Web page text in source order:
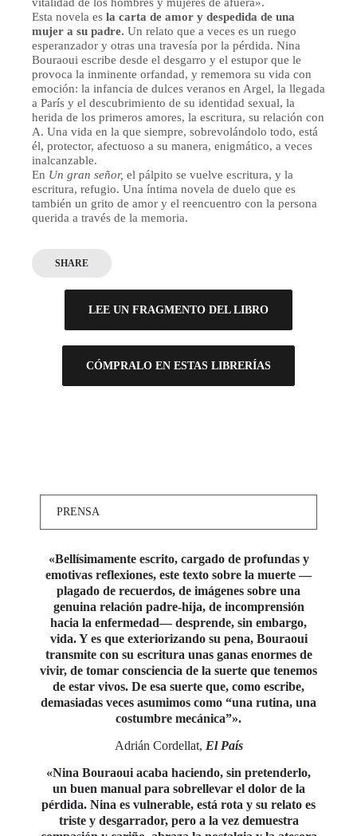
Esta novela es la carta de amor y despedida de una
mujer a su padre. Un relato que a veces es un ruego
esperanzador y otras una travesía por la pérdida. Nina
Bouraoui escribe desde el desgarro y el estupor que le
provoca la inminente orfandad, y rememora su vida con
emoción: la infancia de dulces veranos en Argel, la llegada
a París y el descubrimiento de su identidad sexual, la
herida de los primeros amores, la escritura, su relación con
A. Una vida en la que siempre, sobrevolándolo todo, está
él, protector, afectuoso a su manera, enigmático, a veces
inalcanzable.
En Un gran señor, el pálpito se vuelve escritura, y la
escritura, refugio. Una íntima novela de duelo que es
también un grito de amor y el reencuentro con la persona
querida a través de la memoria.
SHARE
LEE UN FRAGMENTO DEL LIBRO
CÓMPRALO EN ESTAS LIBRERÍAS
PRENSA
«Bellísimamente escrito, cargado de profundas y
emotivas reflexiones, este texto sobre la muerte —
plagado de recuerdos, de imágenes sobre una
genuina relación padre-hija, de incomprensión
hacia la enfermedad— desprende, sin embargo,
vida. Y es que exteriorizando su pena, Bouraoui
transmite con su escritura unas ganas enormes de
vivir, de tomar consciencia de la suerte que tenemos
de estar vivos. De esa suerte que, como escribe,
demasiadas veces asumimos como “una rutina, una
costumbre mecánica”».
Adrián Cordellat, El País
«Nina Bouraoui acaba haciendo, sin pretenderlo,
un buen manual para sobrellevar el dolor de la
pérdida. Nina es vulnerable, está rota y su relato es
triste y desgarrador, pero a la vez demuestra